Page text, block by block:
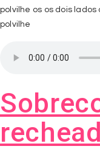
polvilhe os os dois
polvilhe